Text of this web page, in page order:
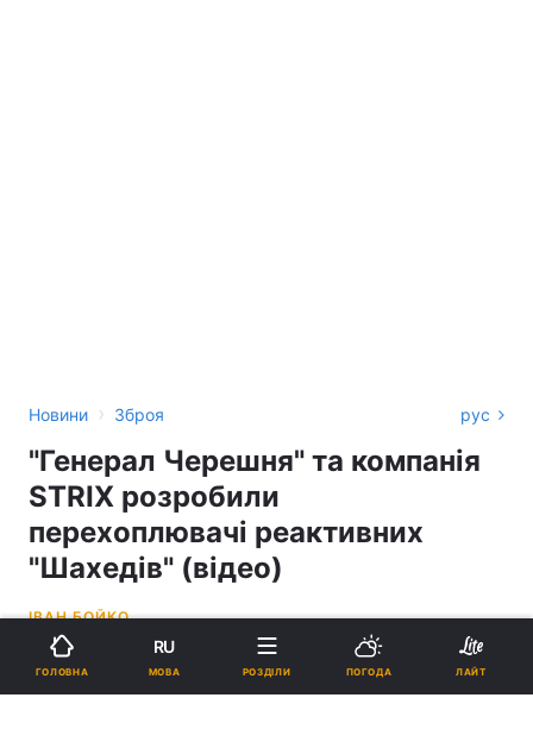
Новини › Зброя рус
"Генерал Черешня" та компанія
STRIX розробили
перехоплювачі реактивних
"Шахедів" (відео)
ІВАН БОЙКО
16:31, 03.06.26
ГОЛОВНА
RU
МОВА РОЗДІЛИ ПОГОДА ЛАЙТ